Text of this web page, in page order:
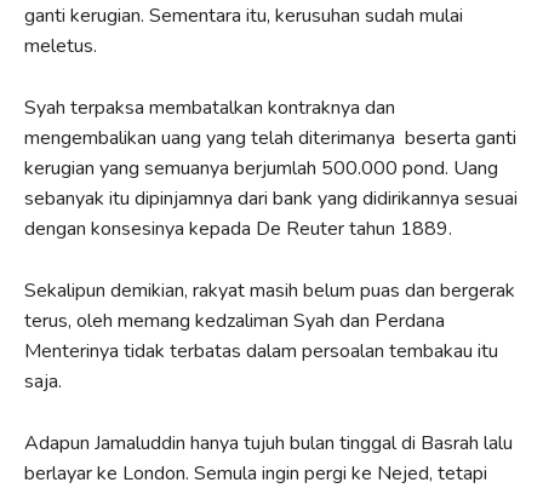
ganti kerugian. Sementara itu, kerusuhan sudah mulai
meletus.
Syah terpaksa membatalkan kontraknya dan
mengembalikan uang yang telah diterimanya beserta ganti
kerugian yang semuanya berjumlah 500.000 pond. Uang
sebanyak itu dipinjamnya dari bank yang didirikannya sesuai
dengan konsesinya kepada De Reuter tahun 1889.
Sekalipun demikian, rakyat masih belum puas dan bergerak
terus, oleh memang kedzaliman Syah dan Perdana
Menterinya tidak terbatas dalam persoalan tembakau itu
saja.
Adapun Jamaluddin hanya tujuh bulan tinggal di Basrah lalu
berlayar ke London. Semula ingin pergi ke Nejed, tetapi